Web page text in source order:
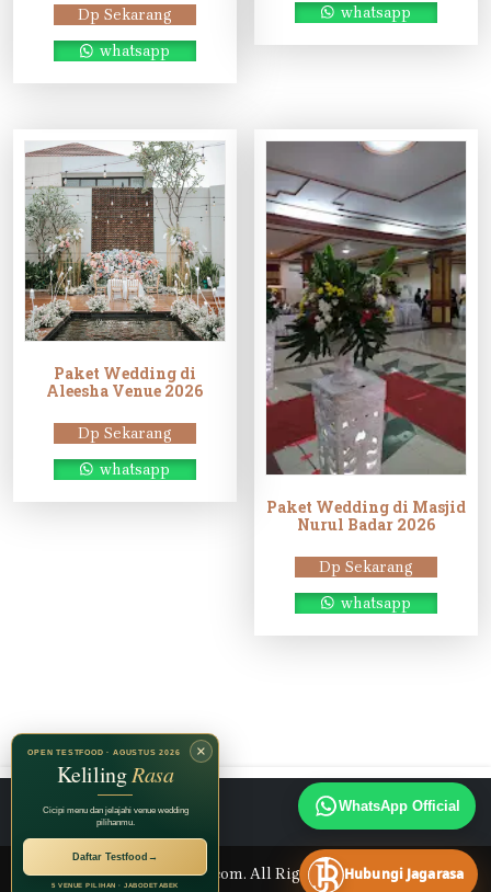
Dp Sekarang
whatsapp
whatsapp
Paket Wedding di
Aleesha Venue 2026
Dp Sekarang
whatsapp
Paket Wedding di Masjid
Nurul Badar 2026
Dp Sekarang
whatsapp
Instagram
TikTok
Facebook
×
OPEN TESTFOOD · AGUSTUS 2026
KelilingRasa
Cicipi menu dan jelajahi venue wedding
pilihanmu.
Daftar Testfood →
5 VENUE PILIHAN · JABODETABEK
© 2026 Jagarasa.com. All Rights Reserved.
WhatsApp Official
Hubungi Jagarasa